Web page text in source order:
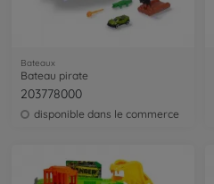
Bateaux
Bateau pirate
203778000
disponible dans le commerce